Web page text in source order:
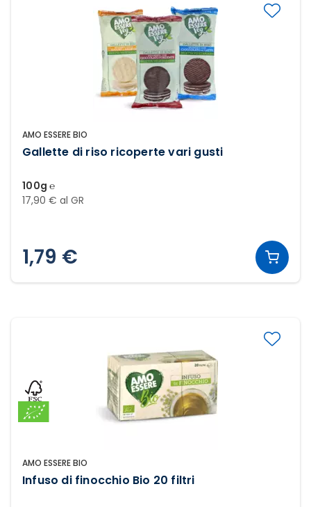
AMO ESSERE BIO
Gallette di riso ricoperte vari gusti
100g ℮
17,90 € al GR
1,79 €
AMO ESSERE BIO
Infuso di finocchio Bio 20 filtri